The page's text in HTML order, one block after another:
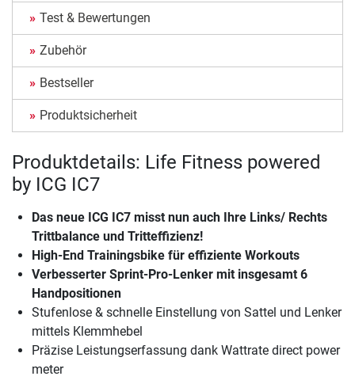
Test & Bewertungen
Zubehör
Bestseller
Produktsicherheit
Produktdetails: Life Fitness powered
by ICG IC7
Das neue ICG IC7 misst nun auch Ihre Links/ Rechts
Trittbalance und Tritteffizienz!
High-End Trainingsbike für effiziente Workouts
Verbesserter Sprint-Pro-Lenker mit insgesamt 6
Handpositionen
Stufenlose & schnelle Einstellung von Sattel und Lenker
mittels Klemmhebel
Präzise Leistungserfassung dank Wattrate direct power
meter